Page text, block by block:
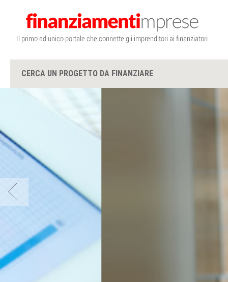
CERCA UN PROGETTO DA FINANZIARE